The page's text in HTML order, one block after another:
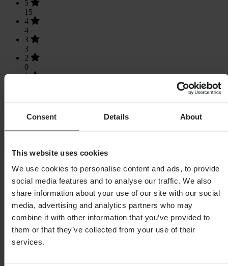
Consent Details About
This website uses cookies
We use cookies to personalise content and ads, to provide
social media features and to analyse our traffic. We also
share information about your use of our site with our social
media, advertising and analytics partners who may
combine it with other information that you’ve provided to
them or that they’ve collected from your use of their
services.
5
15
4
4
3
3
2
0
1
SHOPPEN
Algemene Voorwaarden
Privacybeleid
Verzending & levering
Betaling
Retourneren
Herroepingsrecht
Informatie over recycling
Claims & klachten